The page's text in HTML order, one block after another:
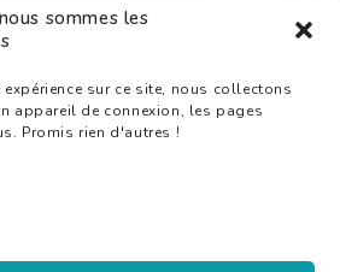
sommes les
sur ce site, nous collectons
appareil de connexion, les pages
Promis rien d'autres !
Nouvelle Droguerie